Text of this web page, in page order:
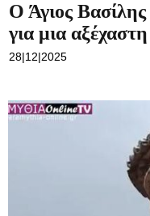
Ο Άγιος
για μια
28|12|2025